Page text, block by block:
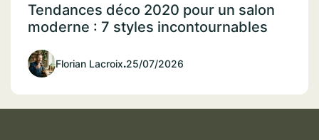
Tendances déco 2020 pour un salon
moderne : 7 styles incontournables
Florian Lacroix.25/07/2026